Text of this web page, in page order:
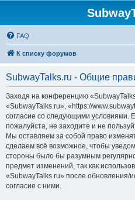
FAQ
К списку форумов
SubwayTalks.ru - Общие
Заходя на конференцию
«SubwayTalks.ru», «https://
согласие со следующими условиями.
пожалуйста, не заходите и не
Мы оставляем за собой право
сделаем всё возможное, чтобы
стороны было бы разумным
предмет изменений, так как
«SubwayTalks.ru» после обновления/
согласие с ними.